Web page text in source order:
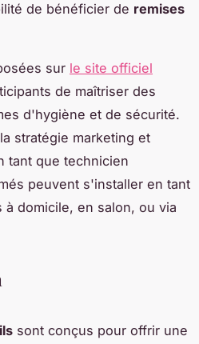
de bénéficier de remises
sur le site officiel
de maîtriser des
d'hygiène et de sécurité.
stratégie marketing et
tant que technicien
peuvent s'installer en tant
domicile, en salon, ou via
sont conçus pour offrir une